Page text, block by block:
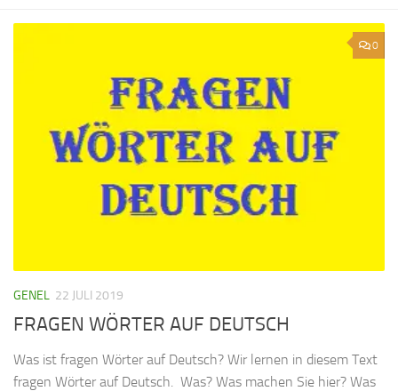
0
GENEL 22 JULI 2019
FRAGEN WÖRTER AUF DEUTSCH
Was ist fragen Wörter auf Deutsch? Wir lernen in diesem Text
fragen Wörter auf Deutsch. Was? Was machen Sie hier? Was